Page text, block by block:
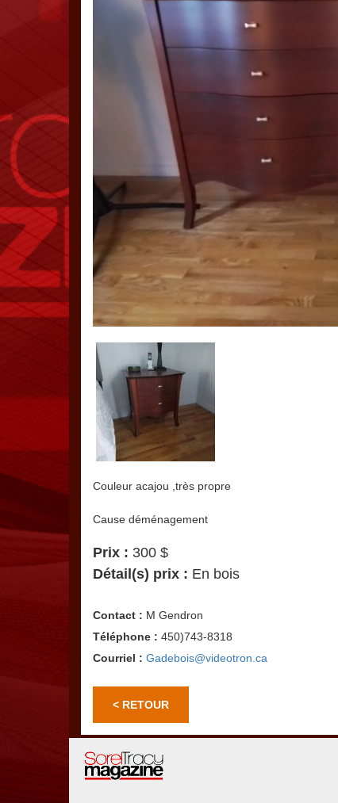
Couleur acajou ,très propre
Cause déménagement
Prix : 300 $
Détail(s) prix : En bois
Contact : M Gendron
Téléphone : 450)743-8318
Courriel : Gadebois@videotron.ca
< RETOUR